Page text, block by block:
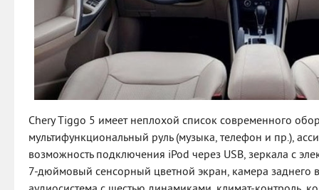
Chery Tiggo 5 имеет неплохой список современного
мультифункциональный руль (музыка, телефон и пр.),
возможность подключения iPod через USB, зеркала с
7-дюймовый сенсорный цветной экран, камера заднего